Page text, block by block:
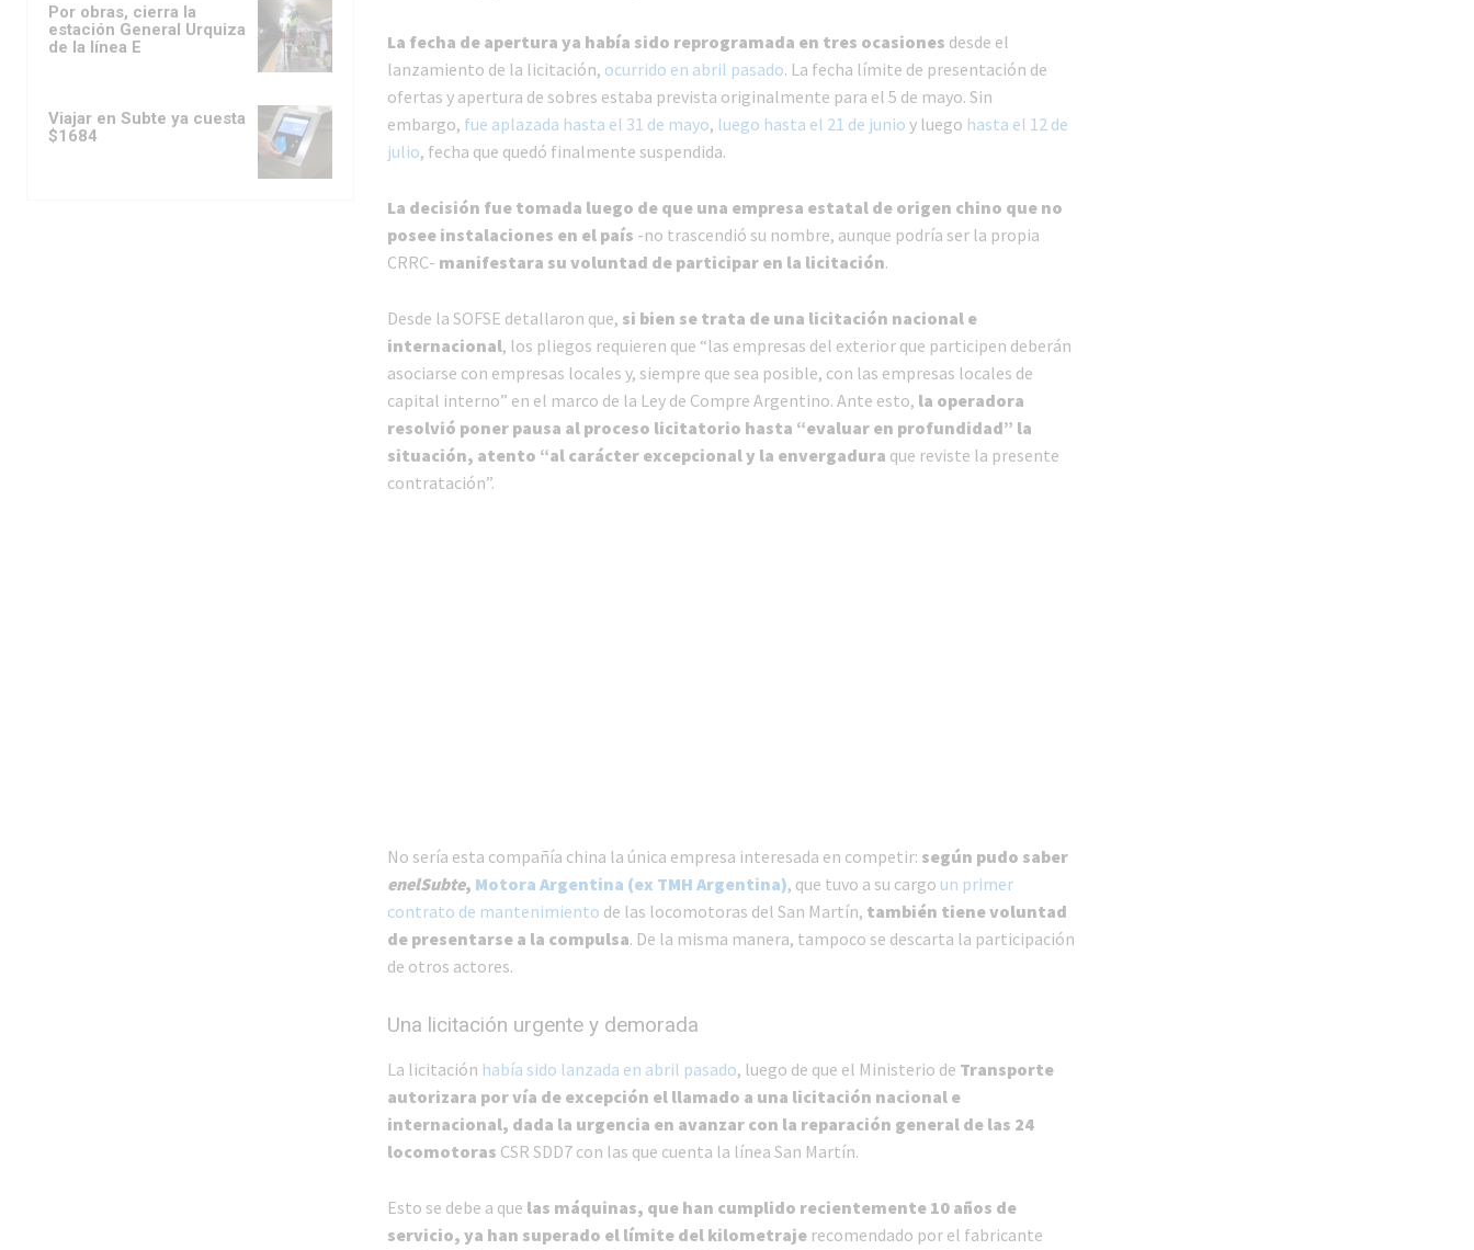
Por obras, cierra la
estación General Urquiza
de la línea E
Viajar en Subte ya cuesta
$1684
La fecha de apertura ya había sido reprogramada en tres ocasiones desde el
lanzamiento de la licitación, ocurrido en abril pasado. La fecha límite de presentación de
ofertas y apertura de sobres estaba prevista originalmente para el 5 de mayo. Sin
embargo, fue aplazada hasta el 31 de mayo, luego hasta el 21 de junio y luego hasta el 12 de
julio, fecha que quedó finalmente suspendida.
La decisión fue tomada luego de que una empresa estatal de origen chino que no
posee instalaciones en el país -no trascendió su nombre, aunque podría ser la propia
CRRC- manifestara su voluntad de participar en la licitación.
Desde la SOFSE detallaron que, si bien se trata de una licitación nacional e
internacional, los pliegos requieren que “las empresas del exterior que participen deberán
asociarse con empresas locales y, siempre que sea posible, con las empresas locales de
capital interno” en el marco de la Ley de Compre Argentino. Ante esto, la operadora
resolvió poner pausa al proceso licitatorio hasta “evaluar en profundidad” la
situación, atento “al carácter excepcional y la envergadura que reviste la presente
contratación”.
No sería esta compañía china la única empresa interesada en competir: según pudo saber
enelSubte, Motora Argentina (ex TMH Argentina), que tuvo a su cargo un primer
contrato de mantenimiento de las locomotoras del San Martín, también tiene voluntad
de presentarse a la compulsa. De la misma manera, tampoco se descarta la participación
de otros actores.
Una licitación urgente y demorada
La licitación había sido lanzada en abril pasado, luego de que el Ministerio de Transporte
autorizara por vía de excepción el llamado a una licitación nacional e
internacional, dada la urgencia en avanzar con la reparación general de las 24
locomotoras CSR SDD7 con las que cuenta la línea San Martín.
Esto se debe a que las máquinas, que han cumplido recientemente 10 años de
servicio, ya han superado el límite del kilometrajerecomendado por el fabricante